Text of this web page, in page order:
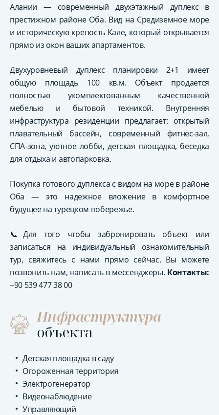
Алании — современный двухэтажный дуплекс в
престижном районе Оба. Вид на Средиземное море
и историческую крепость Кале, который открывается
прямо из окон ваших апартаментов.
Двухуровневый дуплекс планировки 2+1 имеет
общую площадь 100 кв.м. Объект продается
полностью укомплектованным качественной
мебелью и бытовой техникой. Внутренняя
инфраструктура резиденции предлагает: открытый
плавательный бассейн, современный фитнес-зал,
СПА-зона, уютное лобби, детская площадка, беседка
для отдыха и автопарковка.
Покупка готового дуплекса с видом на море в районе
Оба — это надежное вложение в комфортное
будущее на турецком побережье.
📞Для того чтобы забронировать объект или
записаться на индивидуальный ознакомительный
тур, свяжитесь с нами прямо сейчас. Вы можете
позвонить нам, написать в мессенджеры. Контакты:
+90 539 477 38 00
Инфраструктура
объекта
Детская площадка в саду
Огороженная территория
Электрогенератор
Видеонаблюдение
Управляющий